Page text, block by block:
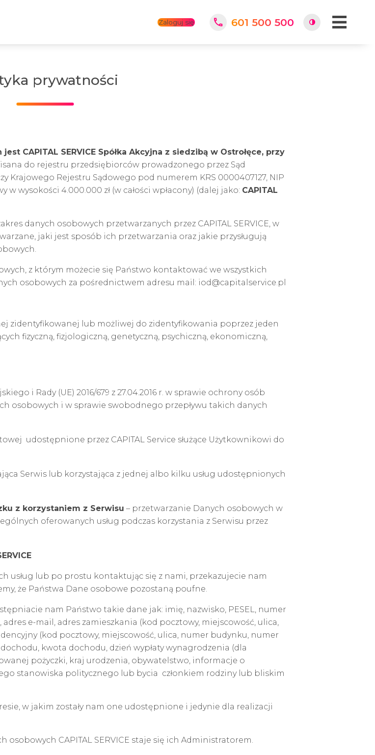
Zaloguj się 601 500 500
prywatności
CAPITAL SERVICE Spółka Akcyjna z siedzibą w Ostrołęce, przy
do rejestru przedsiębiorców prowadzonego przez Sąd
Krajowego Rejestru Sądowego pod numerem KRS 0000407127, NIP
w wysokości 4.000.000 zł (w całości wpłacony) (dalej jako: CAPITAL
danych osobowych przetwarzanych przez CAPITAL SERVICE, w
jaki jest sposób ich przetwarzania oraz jakie przysługują
z którym możecie się Państwo kontaktować we wszystkich
osobowych za pośrednictwem adresu mail: iod@capitalservice.pl
zidentyfikowanej lub możliwej do zidentyfikowania poprzez jeden
fizyczną, fizjologiczną, genetyczną, psychiczną, ekonomiczną,
i Rady (UE) 2016/679 z 27.04.2016 r. w sprawie ochrony osób
osobowych i w sprawie swobodnego przepływu takich danych
udostępnione przez CAPITAL Service służące Użytkownikowi do
Serwis lub korzystająca z jednej albo kilku usług udostępnionych
z korzystaniem z Serwisu – przetwarzanie Danych osobowych w
oferowanych usług podczas korzystania z Serwisu przez
usług lub po prostu kontaktując się z nami, przekazujecie nam
że Państwa Dane osobowe pozostaną poufne.
nam Państwo takie dane jak: imię, nazwisko, PESEL, numer
e-mail, adres zamieszkania (kod pocztowy, miejscowość, ulica,
(kod pocztowy, miejscowość, ulica, numer budynku, numer
kwota dochodu, dzień wypłaty wynagrodzenia (dla
pożyczki, kraj urodzenia, obywatelstwo, informacje o
stanowiska politycznego lub bycia członkiem rodziny lub bliskim
w jakim zostały nam one udostępnione i jedynie dla realizacji
CAPITAL SERVICE staje się ich Administratorem.